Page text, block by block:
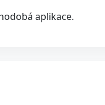
aplikace.